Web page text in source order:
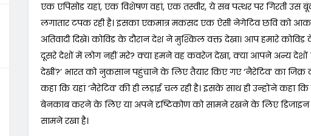
एक एपिसोड यहां, एक विशेषण वहां, एक तस्वीर, ये सब पत्थर पर गिरती उस
लगातार टपक रही है। इसका एकमात्र मकसद एक ऐसी नेगेटिव छवि को
अतिवादी दिखे। कोविड के दौरान देश ने मुश्किल वक्त देखा। आप हमारे
दूसरे देशों में लोग नहीं मरे? क्या हमने वह कवरेज देखा, क्या आपने अन्य देशों
देखीं?’ भारत को नुकसान पहुंचाने के लिए तैयार किए गए ‘नैरेटिव’ का
कहा कि यहां ‘नैरेटिव’ की ही लड़ाई चल रही है। इसके साथ ही उन्होंने कहा
बेनकाब करने के लिए या अपने दृष्टिकोण को सामने रखने के लिए डिजाइन
सामने रखा है।